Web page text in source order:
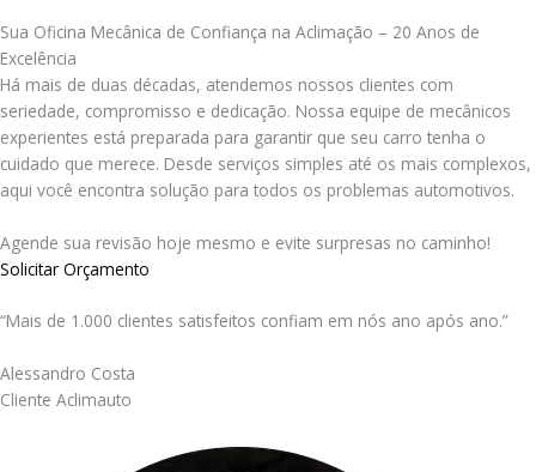
Sua Oficina Mecânica de Confiança na Aclimação – 20 Anos de
Excelência
Há mais de duas décadas, atendemos nossos clientes com
seriedade, compromisso e dedicação. Nossa equipe de mecânicos
experientes está preparada para garantir que seu carro tenha o
cuidado que merece. Desde serviços simples até os mais complexos,
aqui você encontra solução para todos os problemas automotivos.
Agende sua revisão hoje mesmo e evite surpresas no caminho!
Solicitar Orçamento
“Mais de 1.000 clientes satisfeitos confiam em nós ano após ano.”
Alessandro Costa
Cliente Aclimauto